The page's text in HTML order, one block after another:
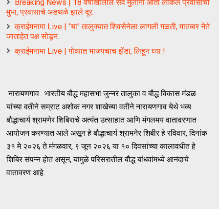
Breaking News | 18 वर्षाखालील सर्व मुलांना आता लोकल प्रवासाची
मुभा, प्रवासाचे अडथळे झाले दूर.
क्राईमनामा Live | "या" तालुक्यात शिवसेनेला लागली गळती, मातब्बर नेते
जाताहेत पक्ष सोडून.
क्राईमनामा Live | गोव्यात भाजपचाच झेंडा, लिहून घ्या !
नारायणगाव : भारतीय बौद्ध महासभा जुन्नर तालुका व बौद्ध विकास मंडळ
यांच्या वतीने सम्राट अशोक नगर शाखेच्या वतीने नारायणगाव येथे भव्य
बौद्धाचार्य श्रामणेर शिबिराचे अत्यंत उत्साहात आणि मंगलमय वातावरणात
आयोजन करण्यात आले असून हे बौद्धाचार्य श्रामनेर शिबीर हे रविवार, दिनांक
३१ मे २०२६ ते मंगळवार, ९ जून २०२६ या १० दिवसांच्या कालावधीत हे
शिबिर संपन्न होत असून, यामुळे परिसरातील बौद्ध बांधवांमध्ये आनंदाचे
वातावरण आहे.